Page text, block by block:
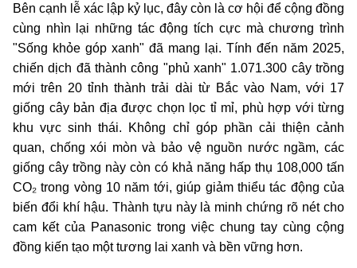
Bên cạnh lễ xác lập kỷ lục, đây còn là cơ hội để cộng đồng
cùng nhìn lại những tác động tích cực mà chương trình
"Sống khỏe góp xanh" đã mang lại. Tính đến năm 2025,
chiến dịch đã thành công "phủ xanh" 1.071.300 cây trồng
mới trên 20 tỉnh thành trải dài từ Bắc vào Nam, với 17
giống cây bản địa được chọn lọc tỉ mỉ, phù hợp với từng
khu vực sinh thái. Không chỉ góp phần cải thiện cảnh
quan, chống xói mòn và bảo vệ nguồn nước ngầm, các
giống cây trồng này còn có khả năng hấp thụ 108,000 tấn
CO₂ trong vòng 10 năm tới, giúp giảm thiểu tác động của
biến đổi khí hậu. Thành tựu này là minh chứng rõ nét cho
cam kết của Panasonic trong việc chung tay cùng cộng
đồng kiến tạo một tương lai xanh và bền vững hơn.